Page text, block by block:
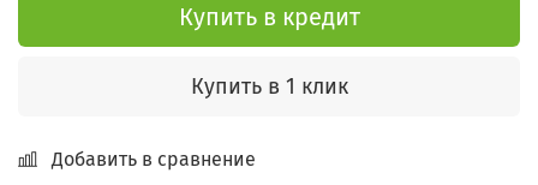
Купить в кредит
Купить в 1 клик
Добавить в сравнение